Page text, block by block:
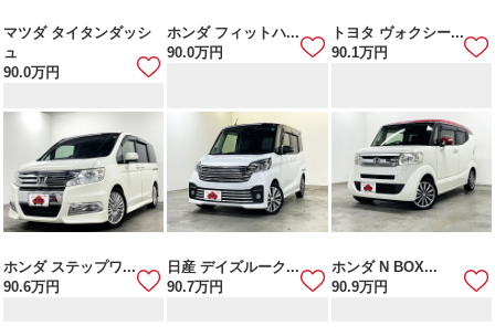
マツダ タイタンダッシ
ュ
90.0万円
ホンダ フィットハ...
90.0万円
トヨタ ヴォクシー...
90.1万円
ホンダ ステップワ...
90.6万円
日産 デイズルーク...
90.7万円
ホンダ N BOX...
90.9万円